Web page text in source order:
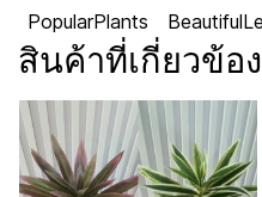
PopularPlants
สินค้าที่เกี่ยวข้อง